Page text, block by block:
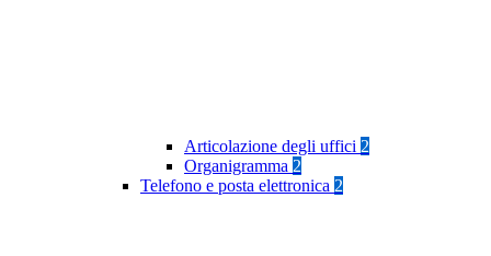
Articolazione degli uffici 2
Organigramma 2
Telefono e posta elettronica 2